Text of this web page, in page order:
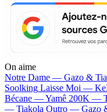
On aime
Notre Dame — Gazo &
Soolking Laisse Moi —
Bécane —Yamê 200K —
— Tiakola Outro — Gazo